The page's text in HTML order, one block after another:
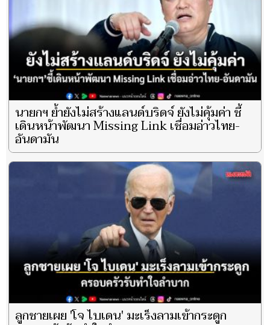
นายกฯ ย้ำยังไม่สร้างแลนด์บริดจ์ ยังไม่คุ้มค่า ชี้
เดินหน้าพัฒนา Missing Link เชื่อมอ่าวไทย-
อันดามัน
ลูกชายเผย 'โจ ไบเดน' มะเร็งลามเข้ากระดูก